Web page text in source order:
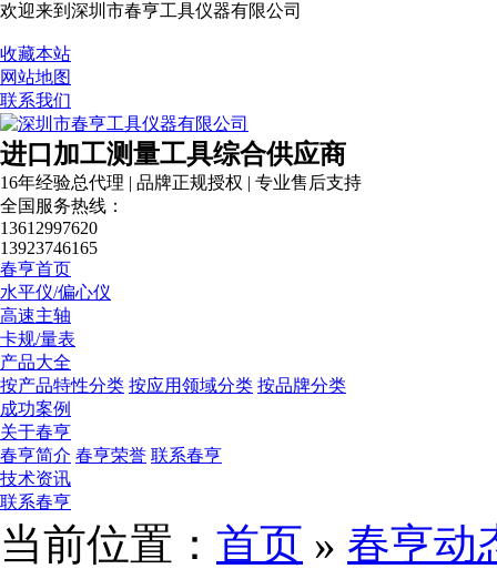
欢迎来到深圳市春亨工具仪器有限公司
收藏本站
网站地图
联系我们
进口加工测量工具综合供应商
16年经验总代理 | 品牌正规授权 | 专业售后支持
全国服务热线：
13612997620
13923746165
春亨首页
水平仪/偏心仪
高速主轴
卡规/量表
产品大全
按产品特性分类 按应用领域分类 按品牌分类
成功案例
关于春亨
春亨简介 春亨荣誉 联系春亨
技术资讯
联系春亨
当前位置： 首页 » 春亨动